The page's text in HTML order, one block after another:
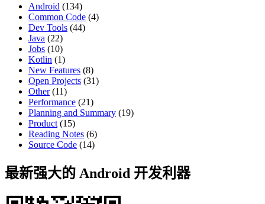
Android (134)
Common Code (4)
Dev Tools (44)
Java (22)
Jobs (10)
Kotlin (1)
New Features (8)
Open Projects (31)
Other(11)
Performance (21)
Planning and Summary (19)
Product (15)
Reading Notes (6)
Source Code (14)
最新强大的 Android 开发利器